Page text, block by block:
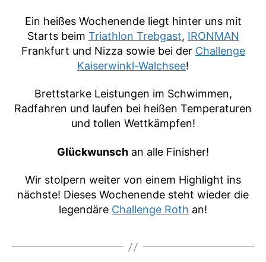
Ein heißes Wochenende liegt hinter uns mit
Starts beim Triathlon Trebgast, IRONMAN
Frankfurt und Nizza sowie bei der Challenge
Kaiserwinkl-Walchsee!
Brettstarke Leistungen im Schwimmen,
Radfahren und laufen bei heißen Temperaturen
und tollen Wettkämpfen!
Glückwunsch an alle Finisher!
Wir stolpern weiter von einem Highlight ins
nächste! Dieses Wochenende steht wieder die
legendäre Challenge Roth an!